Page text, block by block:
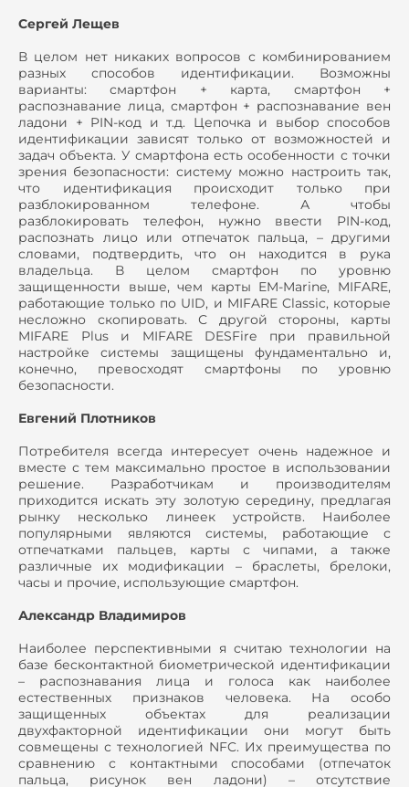
Сергей Лещев
В целом нет никаких вопросов с комбинированием
разных способов идентификации. Возможны
варианты: смартфон + карта, смартфон +
распознавание лица, смартфон + распознавание вен
ладони + PIN-код и т.д. Цепочка и выбор способов
идентификации зависят только от возможностей и
задач объекта. У смартфона есть особенности с точки
зрения безопасности: систему можно настроить так,
что идентификация происходит только при
разблокированном телефоне. А чтобы
разблокировать телефон, нужно ввести PIN-код,
распознать лицо или отпечаток пальца, – другими
словами, подтвердить, что он находится в рука
владельца. В целом смартфон по уровню
защищенности выше, чем карты EM-Marine, MIFARE,
работающие только по UID, и MIFARE Classic, которые
несложно скопировать. С другой стороны, карты
MIFARE Plus и MIFARE DESFire при правильной
настройке системы защищены фундаментально и,
конечно, превосходят смартфоны по уровню
безопасности.
Евгений Плотников
Потребителя всегда интересует очень надежное и
вместе с тем максимально простое в использовании
решение. Разработчикам и производителям
приходится искать эту золотую середину, предлагая
рынку несколько линеек устройств. Наиболее
популярными являются системы, работающие с
отпечатками пальцев, карты с чипами, а также
различные их модификации – браслеты, брелоки,
часы и прочие, использующие смартфон.
Александр Владимиров
Наиболее перспективными я считаю технологии на
базе бесконтактной биометрической идентификации
– распознавания лица и голоса как наиболее
естественных признаков человека. На особо
защищенных объектах для реализации
двухфакторной идентификации они могут быть
совмещены с технологией NFC. Их преимущества по
сравнению с контактными способами (отпечаток
пальца, рисунок вен ладони) – отсутствие